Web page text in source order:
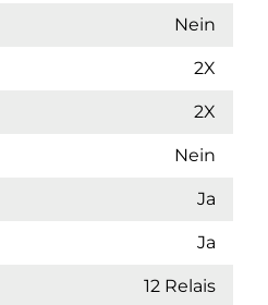
Nein
2X
2X
Nein
Ja
Ja
12 Relais